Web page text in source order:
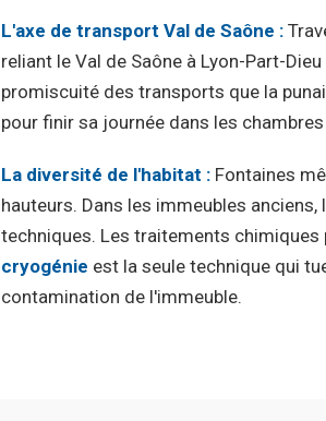
L'axe de transport Val de Saône :
reliant le Val de Saône à Lyon-Part-
promiscuité des transports que la
pour finir sa journée dans les
La diversité de l'habitat : Fontaines
hauteurs. Dans les immeubles
techniques. Les traitements
cryogénie est la seule technique qui
contamination de l'immeuble.